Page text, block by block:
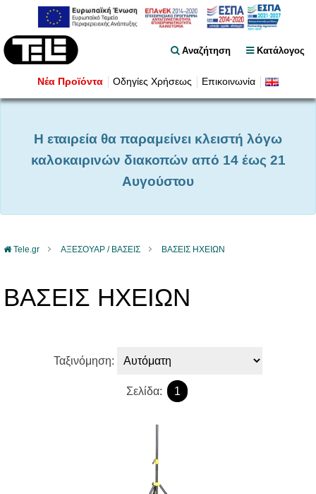
Κατάλογος
Αναζήτηση
Νέα Προϊόντα Οδηγίες Χρήσεως Επικοινωνία
Η εταιρεία θα παραμείνει κλειστή λόγω
καλοκαιρινών διακοπών από 14 έως 21
Αυγούστου
Tele.gr ΑΞΕΣΟΥΑΡ / ΒΑΣΕΙΣ ΒΑΣΕΙΣ ΗΧΕΙΩΝ
ΒΑΣΕΙΣ ΗΧΕΙΩΝ
Ταξινόμηση:
Σελίδα: 1